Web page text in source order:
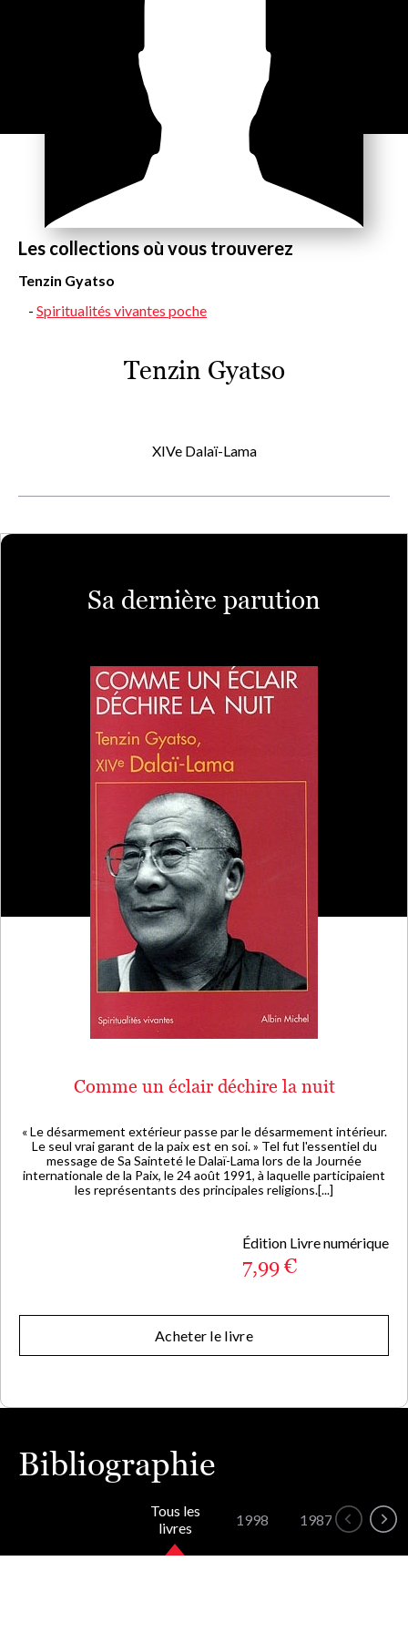
Les collections où vous trouverez
Tenzin Gyatso
Spiritualités vivantes poche
Tenzin Gyatso
XIVe Dalaï-Lama
Sa dernière parution
Comme un éclair déchire la nuit
« Le désarmement extérieur passe par le désarmement intérieur.
Le seul vrai garant de la paix est en soi. » Tel fut l'essentiel du
message de Sa Sainteté le Dalaï-Lama lors de la Journée
internationale de la Paix, le 24 août 1991, à laquelle participaient
les représentants des principales religions.[...]
Édition Livre numérique
7,99 €
Acheter le livre
Bibliographie
Tous les
livres
1998 1987